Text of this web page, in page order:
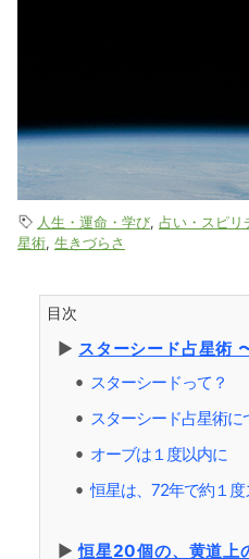
人生・運命・学び, 占い・スピリ
星術, 生きづらさ
目次
▶︎ スターシード占星術
⚫︎ スターシードって？
⚫︎ スターシード占星術に
⚫︎ オーブは１度以内に
⚫︎ 恒星は、72年で約１度
▶︎恒星20個の、黄道上